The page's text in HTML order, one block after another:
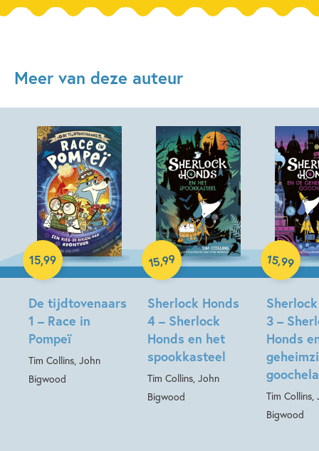
Meer van deze auteur
De tijdtovenaars
1 – Race in
Pompeï
Tim Collins, John
Bigwood
15,99
Hardcover
Sherlock Honds
4 – Sherlock
Honds en het
spookkasteel
Tim Collins, John
Bigwood
15,99
Hardcover
3 –
Honds
Tim Collins,
Bigwood
15,99
Hardcover